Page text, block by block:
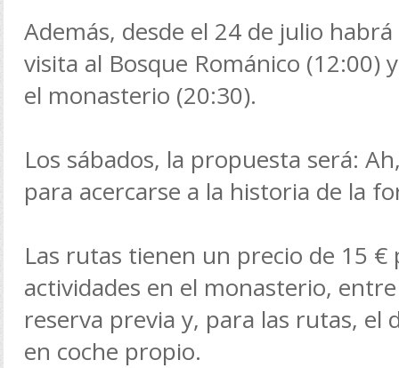
Además, desde el 24 de julio
visita al Bosque Románico (12:00)
el monasterio (20:30).
Los sábados, la propuesta será:
para acercarse a la historia de la
Las rutas tienen un precio de 15 €
actividades en el monasterio,
reserva previa y, para las rutas, el
en coche propio.